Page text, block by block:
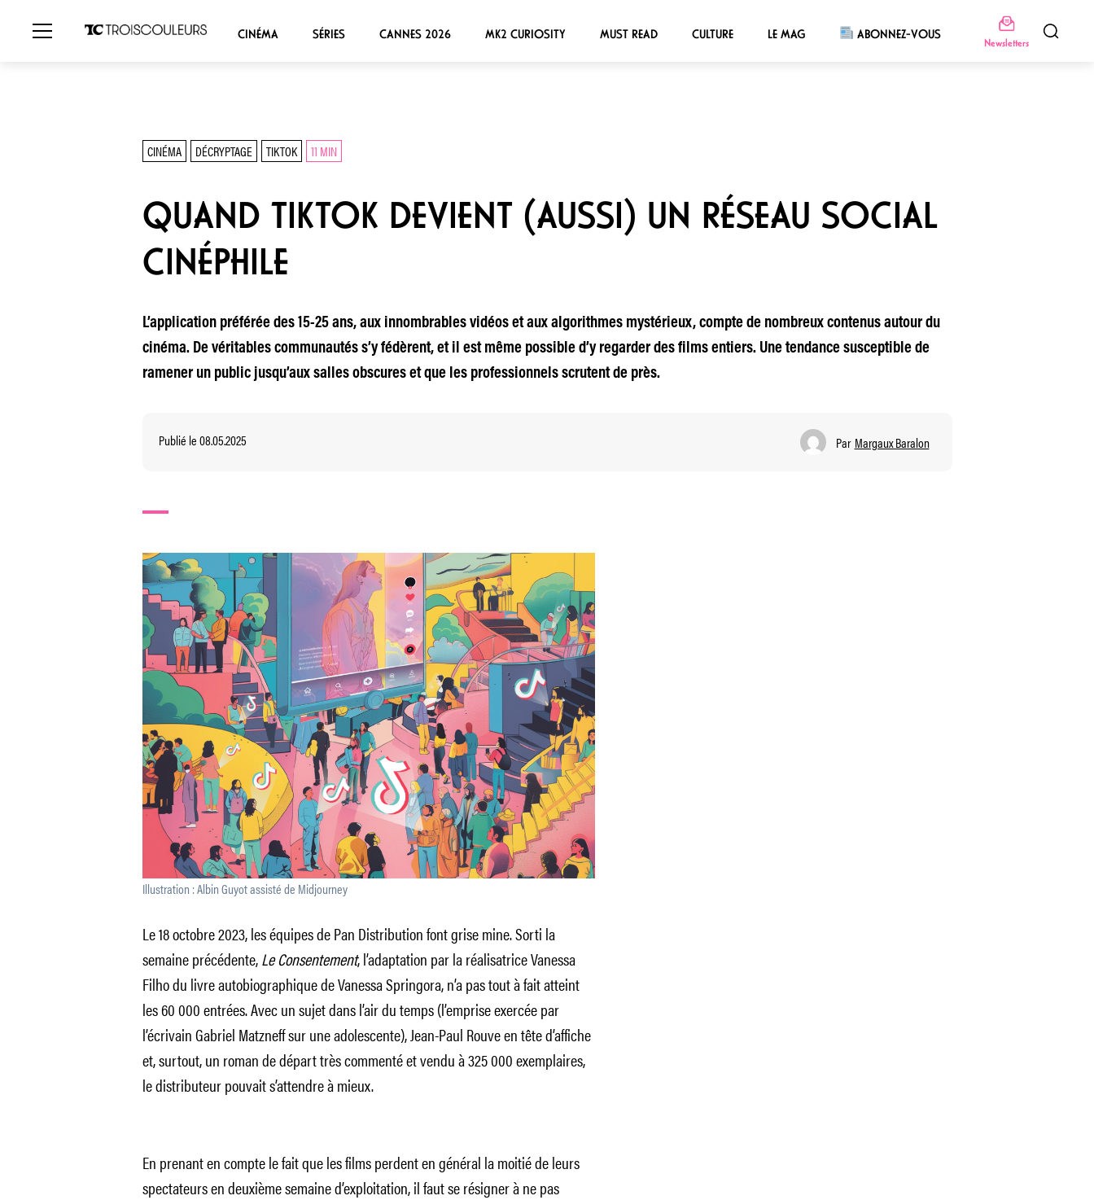
CINÉMA SÉRIES CANNES 2026 MK2 CURIOSITY MUST READ CULTURE LE MAG ABONNEZ-VOUS
Newsletters
CINÉMA DÉCRYPTAGE TIKTOK 11 MIN
QUAND TIKTOK DEVIENT (AUSSI) UN RÉSEAU SOCIAL
CINÉPHILE
L’application préférée des 15-25 ans, aux innombrables vidéos et aux algorithmes mystérieux, compte de nombreux contenus autour du
cinéma. De véritables communautés s’y fédèrent, et il est même possible d’y regarder des films entiers. Une tendance susceptible de
ramener un public jusqu’aux salles obscures et que les professionnels scrutent de près.
Publié le 08.05.2025 Par Margaux Baralon
Illustration : Albin Guyot assisté de Midjourney
Le 18 octobre 2023, les équipes de Pan Distribution font grise mine. Sorti la
semaine précédente,Le Consentement, l’adaptation par la réalisatrice Vanessa
Filho du livre autobiographique de Vanessa Springora, n’a pas tout à fait atteint
les 60 000 entrées. Avec un sujet dans l’air du temps (l’emprise exercée par
l’écrivain Gabriel Matzneff sur une adolescente), Jean-Paul Rouve en tête d’affiche
et, surtout, un roman de départ très commenté et vendu à 325 000 exemplaires,
le distributeur pouvait s’attendre à mieux.
En prenant en compte le fait que les films perdent en général la moitié de leurs
spectateurs en deuxième semaine d’exploitation, il faut se résigner à ne pas